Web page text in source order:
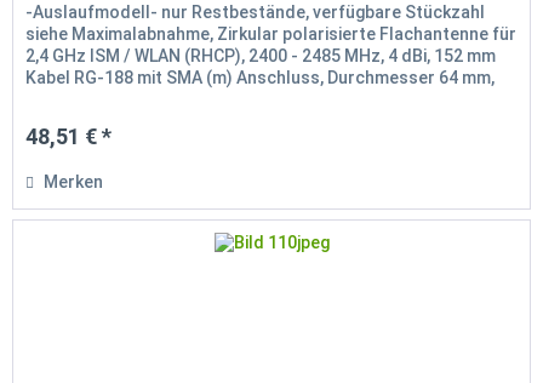
-Auslaufmodell- nur Restbestände, verfügbare Stückzahl
siehe Maximalabnahme, Zirkular polarisierte Flachantenne für
2,4 GHz ISM / WLAN (RHCP), 2400 - 2485 MHz, 4 dBi, 152 mm
Kabel RG-188 mit SMA (m) Anschluss, Durchmesser 64 mm,
48,51 € *
Merken